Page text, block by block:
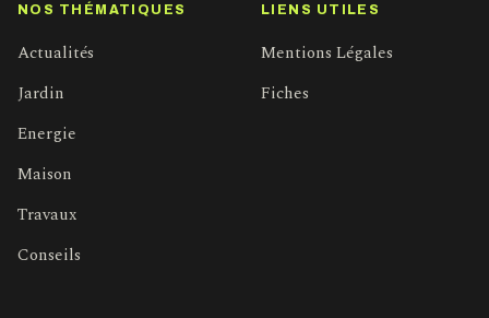
NOS THÉMATIQUES
Actualités
Jardin
Energie
Maison
Travaux
Conseils
LIENS UTILES
Mentions Légales
Fiches